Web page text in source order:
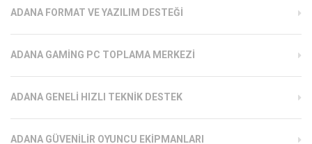
ADANA FORMAT VE YAZILIM DESTEĞI
ADANA GAMING PC TOPLAMA MERKEZI
ADANA GENELI HIZLI TEKNIK DESTEK
ADANA GÜVENILIR OYUNCU EKIPMANLARI